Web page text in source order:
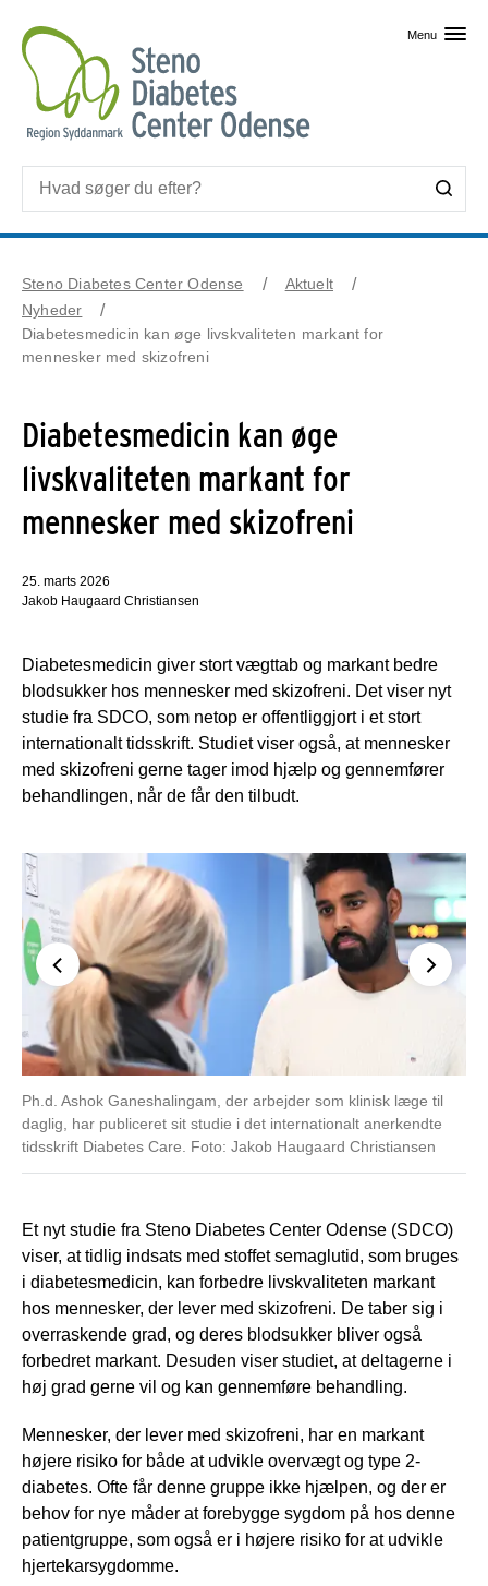
Menu
Steno Diabetes Center Odense
Aktuelt
Nyheder
Diabetesmedicin kan øge livskvaliteten markant for
mennesker med skizofreni
Diabetesmedicin kan øge
livskvaliteten markant for
mennesker med skizofreni
25. marts 2026
Jakob Haugaard Christiansen
Diabetesmedicin giver stort vægttab og markant bedre
blodsukker hos mennesker med skizofreni. Det viser nyt
studie fra SDCO, som netop er offentliggjort i et stort
internationalt tidsskrift. Studiet viser også, at mennesker
med skizofreni gerne tager imod hjælp og gennemfører
behandlingen, når de får den tilbudt.
Ph.d. Ashok Ganeshalingam, der arbejder som klinisk læge til
daglig, har publiceret sit studie i det internationalt anerkendte
tidsskrift Diabetes Care. Foto: Jakob Haugaard Christiansen
Et nyt studie fra Steno Diabetes Center Odense (SDCO)
viser, at tidlig indsats med stoffet semaglutid, som bruges
i diabetesmedicin, kan forbedre livskvaliteten markant
hos mennesker, der lever med skizofreni. De taber sig i
overraskende grad, og deres blodsukker bliver også
forbedret markant. Desuden viser studiet, at deltagerne i
høj grad gerne vil og kan gennemføre behandling.
Mennesker, der lever med skizofreni, har en markant
højere risiko for både at udvikle overvægt og type 2-
diabetes. Ofte får denne gruppe ikke hjælpen, og der er
behov for nye måder at forebygge sygdom på hos denne
patientgruppe, som også er i højere risiko for at udvikle
hjertekarsygdomme.